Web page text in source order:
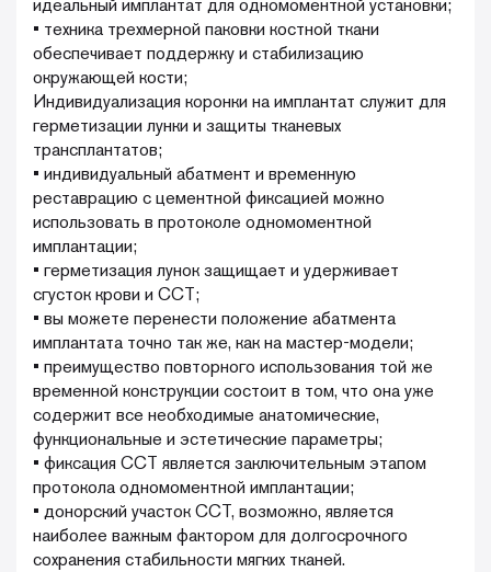
идеальный имплантат для одномоментной установки;
• техника трехмерной паковки костной ткани
обеспечивает поддержку и стабилизацию
окружающей кости;
Индивидуализация коронки на имплантат служит для
герметизации лунки и защиты тканевых
трансплантатов;
• индивидуальный абатмент и временную
реставрацию с цементной фиксацией можно
использовать в протоколе одномоментной
имплантации;
• герметизация лунок защищает и удерживает
сгусток крови и ССТ;
• вы можете перенести положение абатмента
имплантата точно так же, как на мастер-модели;
• преимущество повторного использования той же
временной конструкции состоит в том, что она уже
содержит все необходимые анатомические,
функциональные и эстетические параметры;
• фиксация ССТ является заключительным этапом
протокола одномоментной имплантации;
• донорский участок ССТ, возможно, является
наиболее важным фактором для долгосрочного
сохранения стабильности мягких тканей.